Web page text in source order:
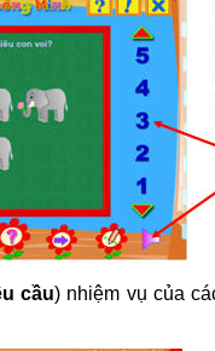
cầu) nhiệm vụ của